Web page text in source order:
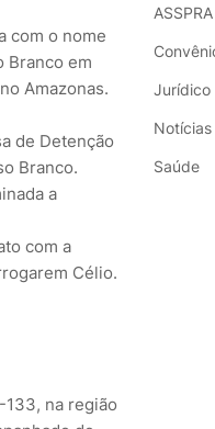
com o nome
Branco em
Amazonas.
de Detenção
Branco.
a
com a
Célio.
na região
Jurídico
Notícias
Saúde